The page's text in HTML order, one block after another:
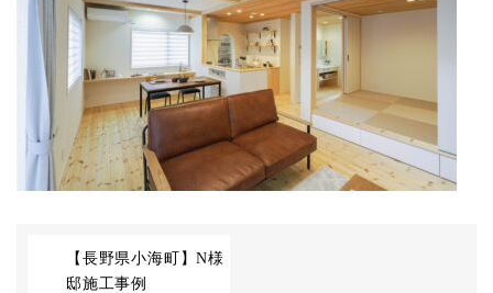
【長野県小海町】N様
邸施工事例